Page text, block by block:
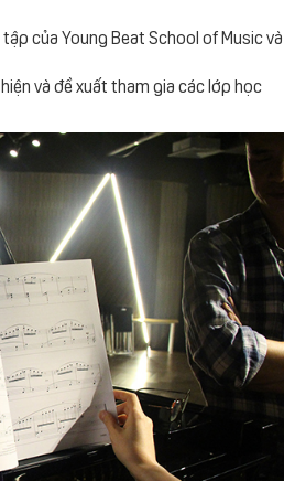
của Young Beat School of Music và
và đề xuất tham gia các lớp học